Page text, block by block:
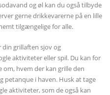
og øl kan du også tilbyde
gerne drikkevarerne på en lille
tilgængelige for alle.
grillaften sjov og
aktiviteter eller spil. Du kan for
om, hvem der kan grille den
petanque i haven. Husk at tage
aktiviteter, som de også kan